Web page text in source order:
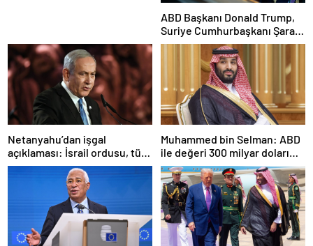
ABD Başkanı Donald Trump,
Suriye Cumhurbaşkanı Şara
ile görüşecek
Netanyahu’dan işgal
açıklaması: İsrail ordusu, tüm
gücüyle Gazze’ye girecek
Muhammed bin Selman: ABD
ile değeri 300 milyar doları
aşan anlaşmalar imzaladık